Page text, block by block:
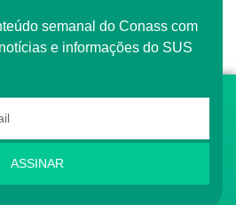
e informações do SUS
ASSINAR